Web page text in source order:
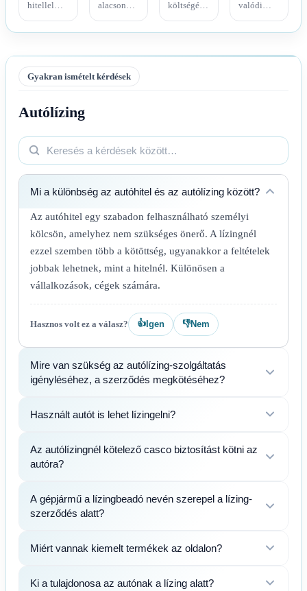
hitellel
terhelt
otthon
több,
elkülönülő
állami
kapcsol
össze. A
biztonságos
ügylet
alapja a
eladási
fedezeti
érték és az
időzített
pénzmozgások
összehangolása.
alacsonyabb
hitelárazást
eredményezhet,
induló
hosszabb
végrehajtási
kitettsége
átírhatja az
előnyt. A
döntéshez
futamidőre
költségszámítás
és
jövedelmi
stresszteszt
szükséges.
költségét
nem a
reklámozott
részlet,
pénzkiáramlás
Az
ajánlatok
csak
paraméterek
háztartási
terhelhetőség
mellett
valódi
értéke csak
a
a tartási
mérhető. A
számlastruktúra
több nettó
hozamot
befektetőnél
hogy
indokolatlan
Gyakran ismételt kérdések
Autólízing
Mi a különbség az autóhitel és az autólízing között?
Az autóhitel egy szabadon felhasználható személyi
kölcsön, amelyhez nem szükséges önerő. A lízingnél
ezzel szemben több a kötöttség, ugyanakkor a feltételek
jobbak lehetnek, mint a hitelnél. Különösen a
vállalkozások, cégek számára.
Hasznos volt ez a válasz? 👍 Igen 👎Nem
Mire van szükség az autólízing-szolgáltatás
igényléséhez, a szerződés megkötéséhez?
Használt autót is lehet lízingelni?
Az autólízingnél kötelező casco biztosítást kötni az
autóra?
A gépjármű a lízingbeadó nevén szerepel a lízing-
szerződés alatt?
Miért vannak kiemelt termékek az oldalon?
Ki a tulajdonosa az autónak a lízing alatt?